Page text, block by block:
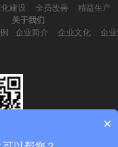
建设 全员改善
精益生产
关于我们
企业简介
企业文化 企
×